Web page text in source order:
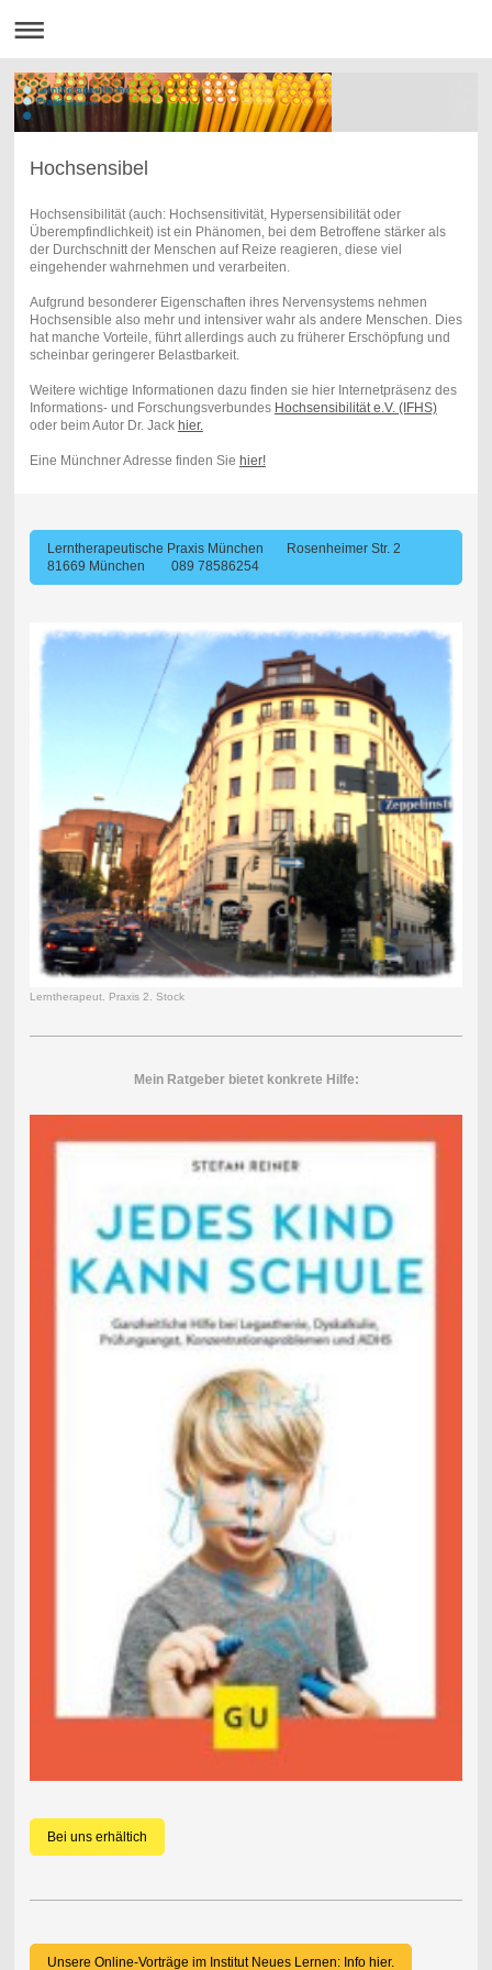
Hochsensibel
Hochsensibilität (auch: Hochsensitivität, Hypersensibilität oder
Überempfindlichkeit) ist ein Phänomen, bei dem Betroffene stärker als
der Durchschnitt der Menschen auf Reize reagieren, diese viel
eingehender wahrnehmen und verarbeiten.
Aufgrund besonderer Eigenschaften ihres Nervensystems nehmen
Hochsensible also mehr und intensiver wahr als andere Menschen. Dies
hat manche Vorteile, führt allerdings auch zu früherer Erschöpfung und
scheinbar geringerer Belastbarkeit.
Weitere wichtige Informationen dazu finden sie hier Internetpräsenz des
Informations- und Forschungsverbundes Hochsensibilität e.V. (IFHS)
oder beim Autor Dr. Jack hier.
Eine Münchner Adresse finden Sie hier!
Lerntherapeutische Praxis München Rosenheimer Str. 2
81669 München 089 78586254
Lerntherapeut. Praxis 2. Stock
Mein Ratgeber bietet konkrete Hilfe:
Bei uns erhältich
Unsere Online-Vorträge im Institut Neues Lernen: Info hier.